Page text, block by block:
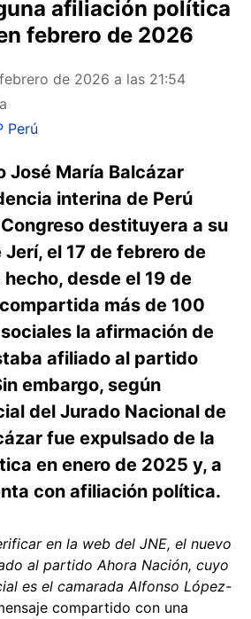
afiliación política
febrero de 2026
de 2026 a las 21:54
Perú
José María Balcázar
interina de Perú
destituyera a su
el 17 de febrero de
desde el 19 de
más de 100
la afirmación de
afiliado al partido
embargo, según
del Jurado Nacional de
fue expulsado de la
en enero de 2025 y, a
con afiliación política.
en la web del JNE, el nuevo
al partido Ahora Nación, cuyo
es el camarada Alfonso López-
compartido con una